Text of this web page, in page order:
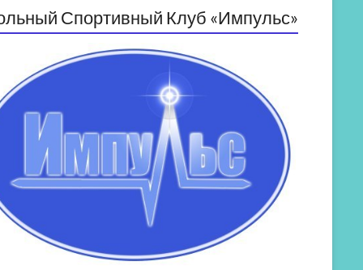
Спортивный Клуб «Импульс»